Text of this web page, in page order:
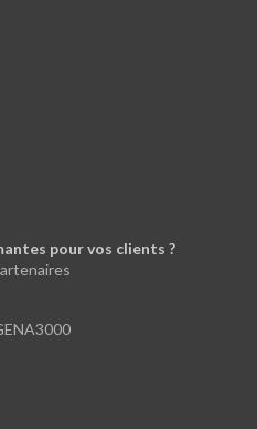
pour vos clients ?